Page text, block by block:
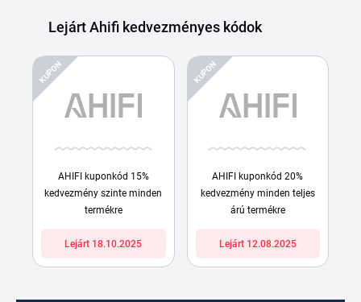
Lejárt Ahifi kedvezményes kódok
KUPON
AHIFI kuponkód 15%
kedvezmény szinte minden
termékre
Lejárt 18.10.2025
KUPON
AHIFI kuponkód 20%
kedvezmény minden teljes
árú termékre
Lejárt 12.08.2025